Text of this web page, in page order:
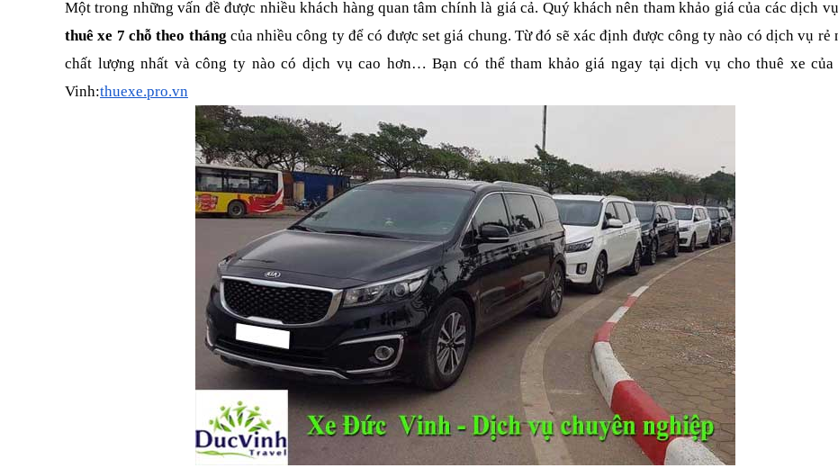
Một trong những vấn đề được nhiều khách hàng quan tâm chính là giá cả. Quý khách nên tham khảo giá của các dịch vụ
thuê xe 7 chỗ theo tháng của nhiều công ty để có được set giá chung. Từ đó sẽ xác định được công ty nào có dịch vụ rẻ
chất lượng nhất và công ty nào có dịch vụ cao hơn… Bạn có thể tham khảo giá ngay tại dịch vụ cho thuê xe
Vinh:thuexe.pro.vn